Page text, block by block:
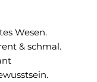
Wesen.
& schmal.